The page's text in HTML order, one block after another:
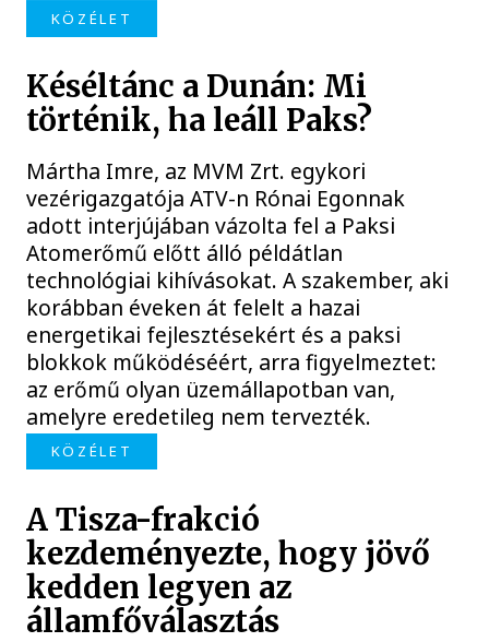
KÖZÉLET
Késéltánc a Dunán: Mi
történik, ha leáll Paks?
Mártha Imre, az MVM Zrt. egykori
vezérigazgatója ATV-n Rónai Egonnak
adott interjújában vázolta fel a Paksi
Atomerőmű előtt álló példátlan
technológiai kihívásokat. A szakember, aki
korábban éveken át felelt a hazai
energetikai fejlesztésekért és a paksi
blokkok működéséért, arra figyelmeztet:
az erőmű olyan üzemállapotban van,
amelyre eredetileg nem tervezték.
KÖZÉLET
A Tisza-frakció
kezdeményezte, hogy jövő
kedden legyen az
államfőválasztás